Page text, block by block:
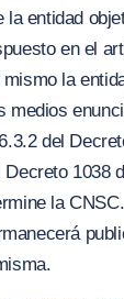
la entidad
en el
la
medios
del
1038
la